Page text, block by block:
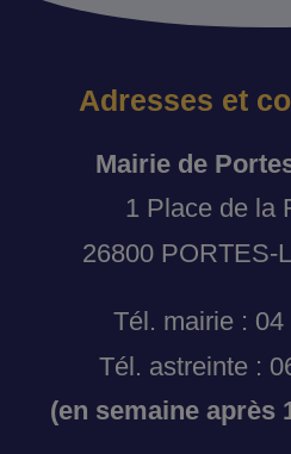
Adresses et
Mairie de
1 Place de la
26800 PORTES-
Tél. mairie :
Tél. astreinte :
(en semaine après